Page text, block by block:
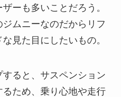
ーも多いことだろう。
ムニーなのだからリフ
見た目にしたいもの。
ると、サスペンション
ため、乗り心地や走行